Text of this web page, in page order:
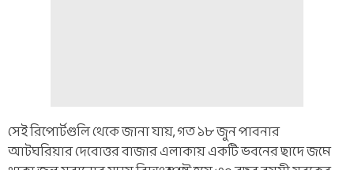
সেই রিপোর্টগুলি থেকে জানা যায়, গত ১৮ জুন পাবনার
আটঘরিয়ার দেবোত্তর বাজার এলাকায় একটি ভবনের ছাদে জমে